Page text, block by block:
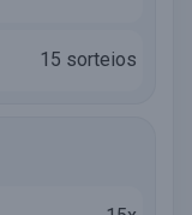
15 sorteios